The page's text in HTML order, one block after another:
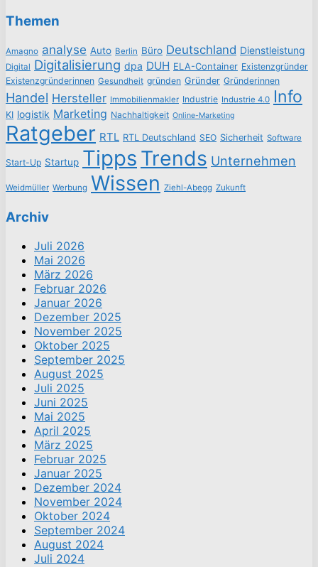
Themen
Amagno analyse Auto Berlin Büro Deutschland Dienstleistung
Digital Digitalisierung dpa DUH ELA-Container Existenzgründer
Existenzgründerinnen Gesundheit gründen Gründer Gründerinnen
Handel Hersteller Immobilienmakler Industrie Industrie 4.0 Info
KI logistik Marketing Nachhaltigkeit Online-Marketing
Ratgeber RTL RTL Deutschland SEO Sicherheit Software
Start-Up Startup Tipps Trends Unternehmen
Weidmüller Werbung Wissen Ziehl-Abegg Zukunft
Archiv
Juli 2026
Mai 2026
März 2026
Februar 2026
Januar 2026
Dezember 2025
November 2025
Oktober 2025
September 2025
August 2025
Juli 2025
Juni 2025
Mai 2025
April 2025
März 2025
Februar 2025
Januar 2025
Dezember 2024
November 2024
Oktober 2024
September 2024
August 2024
Juli 2024